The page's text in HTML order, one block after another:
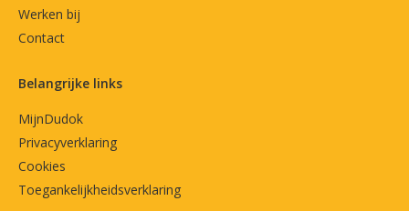
Werken bij
Contact
Belangrijke links
MijnDudok
Privacyverklaring
Cookies
Toegankelijkheidsverklaring